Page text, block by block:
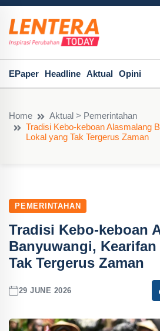
EPaper Headline Aktual Opini
Home
Aktual > Pemerintahan
Tradisi Kebo-keboan Alasmalang
Lokal yang Tak Tergerus Zaman
PEMERINTAHAN
Tradisi Kebo-keboan
Banyuwangi,
Tak Tergerus Zaman
29 JUNE 2026